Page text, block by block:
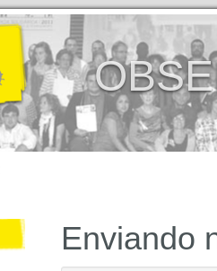
Enviando